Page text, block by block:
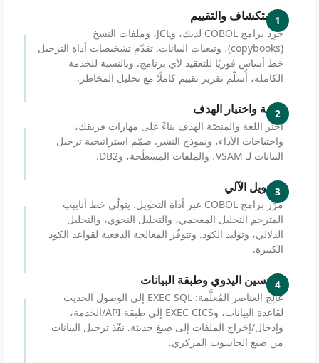
1
الاستكشاف والتقييم
جرِد برامج COBOL لديك، وJCL، وملفات النسخ
(copybooks)، وتبعيات البيانات. تقدّم تشخيصات أداة الترحيل
خط أساس فوريًا للتعقيد لأي برنامج. وبالنسبة للخدمة
الكاملة، أُسلّم تقرير تقييم كاملًا مع تحليل المخاطر.
2
البنية واختيار الهدف
اختر اللغة والمنصّة الهدف بناءً على مهارات فريقك،
واحتياجات الأداء، ونموذج النشر. صمّم استراتيجية ترحيل
البيانات لـ VSAM، والملفات المسطّحة، وDB2.
3
التحويل الآلي
مرّر برامج COBOL عبر أداة التحويل. يتولّى خط أنابيب
المترجم التحليل المعجمي، والتحليل النحوي، والتحليل
الدلالي، وتوليد الكود. وتتوفّر المعالجة الدفعية لقواعد الكود
الكبيرة.
4
التحسين اليدوي وطبقة البيانات
عالِج العناصر المُعلَّمة: EXEC SQL إلى الوصول الحديث
لقاعدة البيانات، وEXEC CICS إلى طبقة API/الخدمة،
وإدخال/إخراج الملفات إلى صيغ حديثة. نفّذ ترحيل البيانات
من صيغ الحاسوب المركزي.